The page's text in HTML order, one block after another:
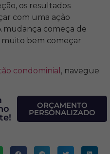
os resultados
com uma ação
mudança começa de
bem começar
condominial , navegue
ORÇAMENTO
PERSONALIZADO